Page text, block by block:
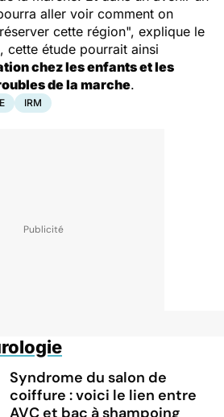
aller voir comment on
cette région", explique le
cette étude pourrait ainsi
chez les enfants et les
de la marche.
IRM
Syndrome du salon de
coiffure : voici le lien entre
AVC et bac à shampoing